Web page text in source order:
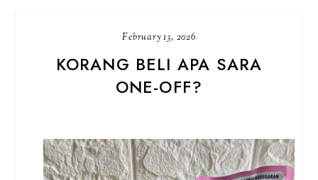
February 13, 2026
KORANG BELI APA SARA
ONE-OFF?